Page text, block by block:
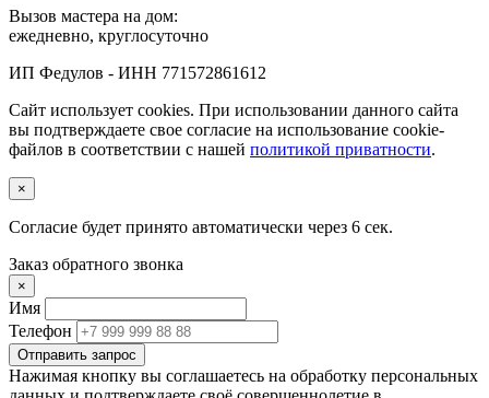
Вызов мастера на дом:
ежедневно, круглосуточно
ИП Федулов - ИНН 771572861612
Сайт использует cookies. При использовании данного сайта
вы подтверждаете свое согласие на использование cookie-
файлов в соответствии с нашей политикой приватности.
×
Согласие будет принято автоматически через 5 сек.
Заказ обратного звонка
×
Имя
Телефон
Отправить запрос
Нажимая кнопку вы соглашаетесь на обработку персональных